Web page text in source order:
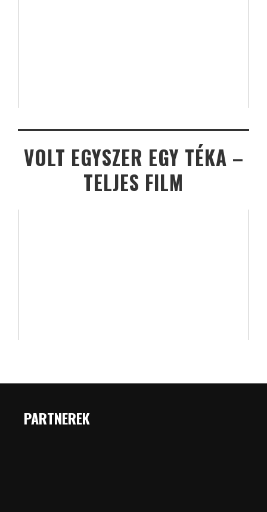
VOLT EGYSZER EGY TÉKA –
TELJES FILM
PARTNEREK